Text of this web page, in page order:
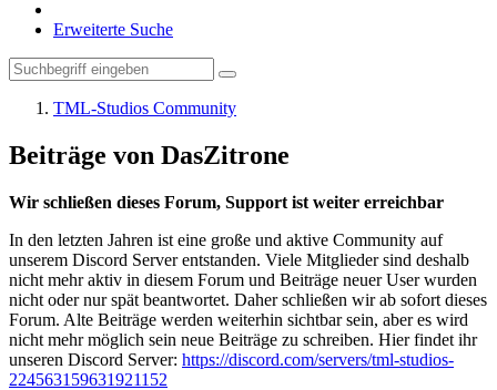
Erweiterte Suche
TML-Studios Community
Beiträge von DasZitrone
Wir schließen dieses Forum, Support ist weiter erreichbar
In den letzten Jahren ist eine große und aktive Community auf
unserem Discord Server entstanden. Viele Mitglieder sind deshalb
nicht mehr aktiv in diesem Forum und Beiträge neuer User wurden
nicht oder nur spät beantwortet. Daher schließen wir ab sofort dieses
Forum. Alte Beiträge werden weiterhin sichtbar sein, aber es wird
nicht mehr möglich sein neue Beiträge zu schreiben. Hier findet ihr
unseren Discord Server: https://discord.com/servers/tml-studios-
224563159631921152